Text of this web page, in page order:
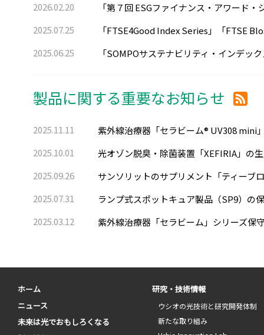
2026.02.20
「第７回 ESGファイナンス・アワード
2025.07.25
「FTSE4Good Index Series」「FTSE
2025.06.25
「SOMPOサステナビリティ・インデッ
製品に関する重要なお知らせ
2025.11.11
紫外線治療器「セラビーム® UV308 mini
2025.10.01
光オゾン脱臭・除菌装置「XEFIRIA」の
2025.09.26
サンソリットのサプリメント「ティーブ
2025.07.31
ランプ式スポットキュア製品（SP9）の
2025.03.12
紫外線治療器「セラビーム」シリーズ保
ホーム
ニュース
未来は光でおもしろくなる
研究・技術情報
ウシオの光技術と研究開発体制
新たな取り組み